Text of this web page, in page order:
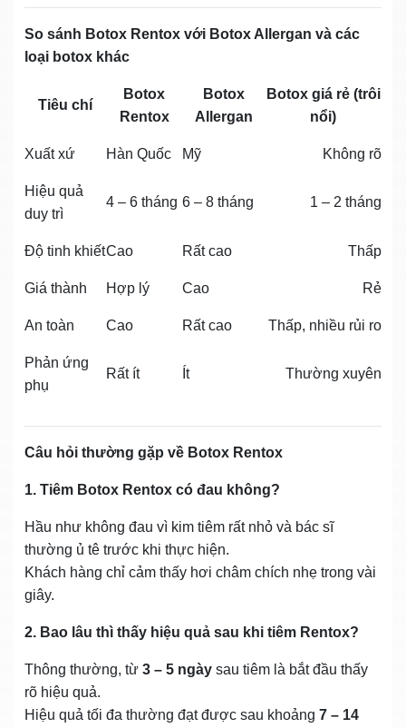
So sánh Botox Rentox với Botox Allergan và các
loại botox khác
Tiêu chí
Botox
Rentox
Botox
Allergan
Botox giá rẻ (trôi
nổi)
Xuất xứ Hàn Quốc Mỹ Không rõ
Hiệu quả
duy trì
4 – 6 tháng 6 – 8 tháng 1 – 2 tháng
Độ tinh khiếtCao Rất cao Thấp
Giá thành Hợp lý Cao Rẻ
An toàn Cao Rất cao Thấp, nhiều rủi ro
Phản ứng
phụ
Rất ít Ít Thường xuyên
Câu hỏi thường gặp về Botox Rentox
1. Tiêm Botox Rentox có đau không?
Hầu như không đau vì kim tiêm rất nhỏ và bác sĩ
thường ủ tê trước khi thực hiện.
Khách hàng chỉ cảm thấy hơi châm chích nhẹ trong vài
giây.
2. Bao lâu thì thấy hiệu quả sau khi tiêm Rentox?
Thông thường, từ 3 – 5 ngày sau tiêm là bắt đầu thấy
rõ hiệu quả.
Hiệu quả tối đa thường đạt được sau khoảng 7 – 14